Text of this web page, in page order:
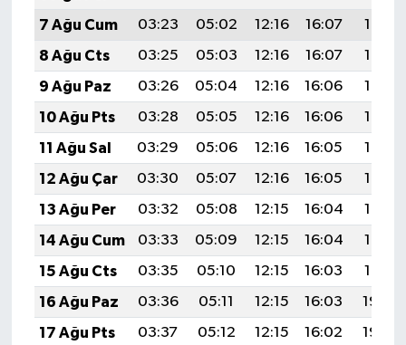
7 Ağu Cum
03:23 05:02 12:16 16:07
19:21
8 Ağu Cts
03:25 05:03 12:16 16:07
19:19
9 Ağu Paz
03:26 05:04 12:16 16:06
19:18
10 Ağu Pts
03:28 05:05 12:16 16:06
19:17
11 Ağu Sal
03:29 05:06 12:16 16:05
19:16
12 Ağu Çar
03:30 05:07 12:16 16:05
19:14
13 Ağu Per
03:32 05:08 12:15 16:04
19:13
14 Ağu Cum
03:33 05:09 12:15 16:04
19:12
15 Ağu Cts
03:35 05:10 12:15 16:03
19:10
16 Ağu Paz
03:36 05:11 12:15 16:03
19:09
17 Ağu Pts
03:37 05:12 12:15 16:02
19:08